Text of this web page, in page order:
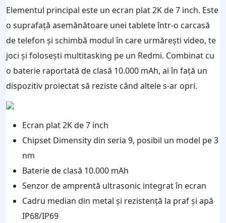
Elementul principal este un ecran plat 2K de 7 inch. Este
o suprafață asemănătoare unei tablete într-o carcasă
de telefon și schimbă modul în care urmărești video, te
joci și folosești multitasking pe un Redmi. Combinat cu
o baterie raportată de clasă 10.000 mAh, ai în față un
dispozitiv proiectat să reziste când altele s-ar opri.
Ecran plat 2K de 7 inch
Chipset Dimensity din seria 9, posibil un model pe 3
nm
Baterie de clasă 10.000 mAh
Senzor de amprentă ultrasonic integrat în ecran
Cadru median din metal și rezistență la praf și apă
IP68/IP69